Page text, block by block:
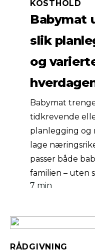
Babymat
slik
og
KOSTHOLD
7 min
Babymat
tidkrevende
planlegging og
lage
passer både
familien – uten
RÅDGIVNING